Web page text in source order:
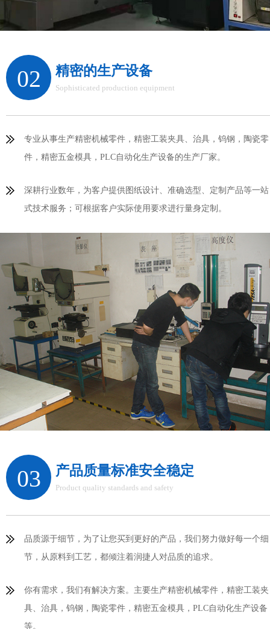
02 精密的生产设备
Sophisticated production equipment
专业从事生产精密机械零件，精密工装夹具、治具，钨钢，陶瓷零
件，精密五金模具，PLC自动化生产设备的生产厂家。
深耕行业数年，为客户提供图纸设计、准确选型、定制产品等一站
式技术服务；可根据客户实际使用要求进行量身定制。
03 产品质量标准安全稳定
Product quality standards and safety
品质源于细节，为了让您买到更好的产品，我们努力做好每一个细
节，从原料到工艺，都倾注着润捷人对品质的追求。
你有需求，我们有解决方案。主要生产精密机械零件，精密工装夹
具、治具，钨钢，陶瓷零件，精密五金模具，PLC自动化生产设备
等。